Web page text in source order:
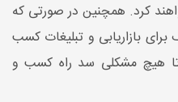
کرد. همچنین در صورتی که
بازاریابی و تبلیغات کسب
تا هیچ مشکلی سد راه کسب و